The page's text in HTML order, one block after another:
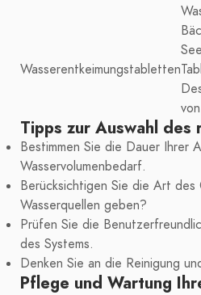
Wasserentkeimungstabletten
Tipps zur Auswahl des
Bestimmen Sie die Dauer Ihrer
Wasservolumenbedarf.
Berücksichtigen Sie die Art des
Wasserquellen geben?
Prüfen Sie die
des Systems.
Denken Sie an die Reinigung
Pflege und Wartung